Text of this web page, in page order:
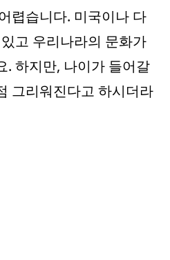
렵습니다. 미국이나 다
고 우리나라의 문화가
. 하지만, 나이가 들어갈
그리워진다고 하시더라